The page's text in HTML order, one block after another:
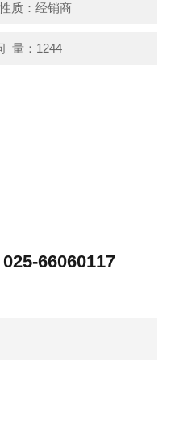
质：经销商
量：1244
025-66060117